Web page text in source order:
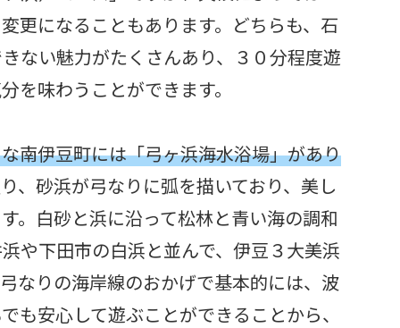
更になることもあります。どちらも、石
ない魅力がたくさんあり、３０分程度遊
を味わうことができます。
南伊豆町には「弓ヶ浜海水浴場」があり
、砂浜が弓なりに弧を描いており、美し
。白砂と浜に沿って松林と青い海の調和
や下田市の白浜と並んで、伊豆３大美浜
なりの海岸線のおかげで基本的には、波
も安心して遊ぶことができることから、